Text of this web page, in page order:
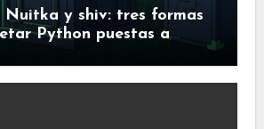
Nuitka y shiv: tres formas
Python puestas a